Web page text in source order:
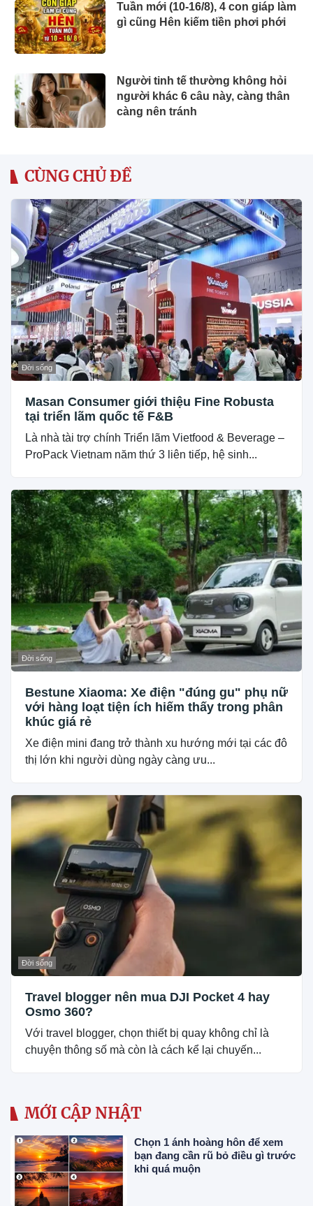
Tuần mới (10-16/8), 4 con giáp làm
gì cũng Hên kiếm tiền phơi phới
Người tinh tế thường không hỏi
người khác 6 câu này, càng thân
càng nên tránh
CÙNG CHỦ ĐỀ
Đời sống
Masan Consumer giới thiệu Fine Robusta
tại triển lãm quốc tế F&B
Là nhà tài trợ chính Triển lãm Vietfood & Beverage –
ProPack Vietnam năm thứ 3 liên tiếp, hệ sinh...
Đời sống
Bestune Xiaoma: Xe điện "đúng gu" phụ nữ
với hàng loạt tiện ích hiếm thấy trong phân
khúc giá rẻ
Xe điện mini đang trở thành xu hướng mới tại các đô
thị lớn khi người dùng ngày càng ưu...
Đời sống
Travel blogger nên mua DJI Pocket 4 hay
Osmo 360?
Với travel blogger, chọn thiết bị quay không chỉ là
chuyện thông số mà còn là cách kể lại chuyến...
MỚI CẬP NHẬT
Chọn 1 ánh hoàng hôn để xem
bạn đang cần rũ bỏ điều gì trước
khi quá muộn